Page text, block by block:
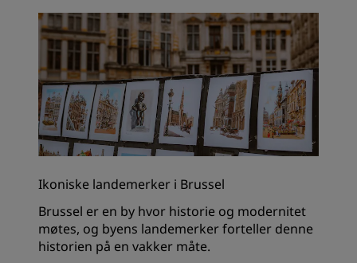
Ikoniske landemerker i Brussel
Brussel er en by hvor historie og modernitet
møtes, og byens landemerker forteller denne
historien på en vakker måte.